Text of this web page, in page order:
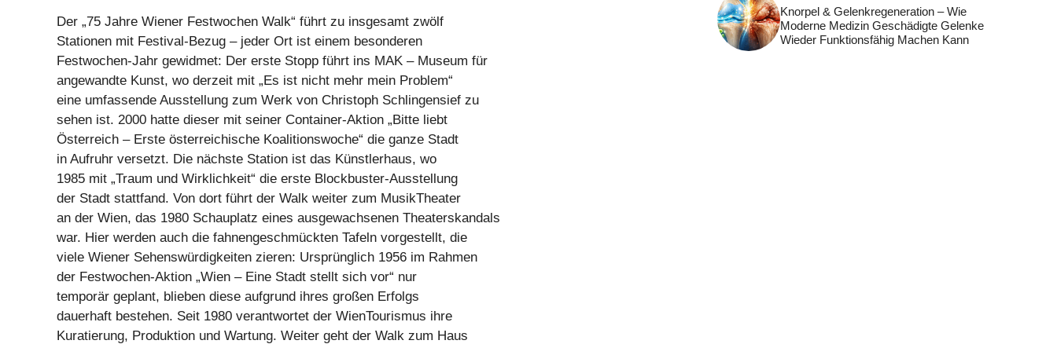
Der „75 Jahre Wiener Festwochen Walk“ führt zu insgesamt zwölf
Stationen mit Festival-Bezug – jeder Ort ist einem besonderen
Festwochen-Jahr gewidmet: Der erste Stopp führt ins MAK – Museum für
angewandte Kunst, wo derzeit mit „Es ist nicht mehr mein Problem“
eine umfassende Ausstellung zum Werk von Christoph Schlingensief zu
sehen ist. 2000 hatte dieser mit seiner Container-Aktion „Bitte liebt
Österreich – Erste österreichische Koalitionswoche“ die ganze Stadt
in Aufruhr versetzt. Die nächste Station ist das Künstlerhaus, wo
1985 mit „Traum und Wirklichkeit“ die erste Blockbuster-Ausstellung
der Stadt stattfand. Von dort führt der Walk weiter zum MusikTheater
an der Wien, das 1980 Schauplatz eines ausgewachsenen Theaterskandals
war. Hier werden auch die fahnengeschmückten Tafeln vorgestellt, die
viele Wiener Sehenswürdigkeiten zieren: Ursprünglich 1956 im Rahmen
der Festwochen-Aktion „Wien – Eine Stadt stellt sich vor“ nur
temporär geplant, blieben diese aufgrund ihres großen Erfolgs
dauerhaft bestehen. Seit 1980 verantwortet der WienTourismus ihre
Kuratierung, Produktion und Wartung. Weiter geht der Walk zum Haus
Knorpel & Gelenkregeneration – Wie
Moderne Medizin Geschädigte Gelenke
Wieder Funktionsfähig Machen Kann